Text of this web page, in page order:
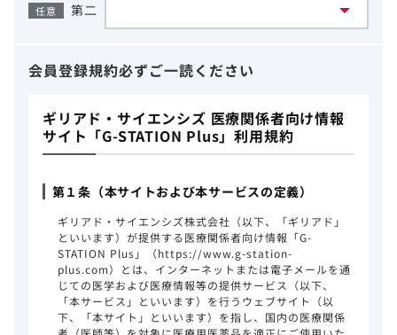
任意 第二
会員登録規約必ずご一読ください
ギリアド・サイエンシズ 医療関係者向け情報
サイト「G-STATION Plus」利用規約
第１条（本サイトおよび本サービスの定義）
ギリアド・サイエンシズ株式会社（以下、「ギリアド」
といいます）が提供する医療関係者向け情報「G-
STATION Plus」（https://www.g-station-
plus.com）とは、インターネットまたは電子メールを通
じての医学および医療情報等の提供サービス（以下、
「本サービス」といいます）を行うウェブサイト（以
下、「本サイト」といいます）を指し、国内の医療関係